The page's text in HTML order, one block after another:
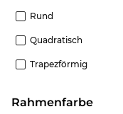
Rund
Quadratisch
Trapezförmig
Rahmenfarbe